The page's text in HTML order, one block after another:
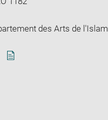
des Arts de l'Islam